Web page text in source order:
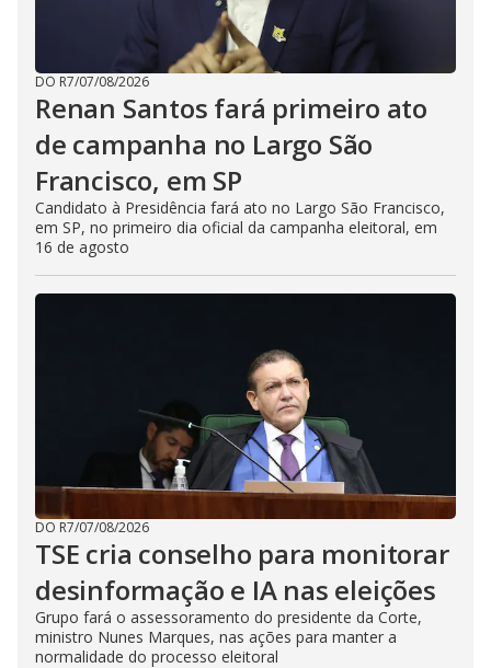
DO R7/07/08/2026
Renan Santos fará primeiro ato
de campanha no Largo São
Francisco, em SP
Candidato à Presidência fará ato no Largo São Francisco,
em SP, no primeiro dia oficial da campanha eleitoral, em
16 de agosto
DO R7/07/08/2026
TSE cria conselho para monitorar
desinformação e IA nas eleições
Grupo fará o assessoramento do presidente da Corte,
ministro Nunes Marques, nas ações para manter a
normalidade do processo eleitoral